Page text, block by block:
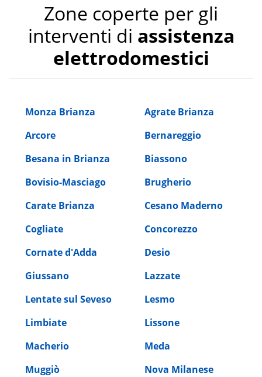
Zone coperte per gli
interventi di assistenza
elettrodomestici
Monza Brianza
Agrate Brianza
Arcore
Bernareggio
Besana in Brianza
Biassono
Bovisio-Masciago
Brugherio
Carate Brianza
Cesano Maderno
Cogliate
Concorezzo
Cornate d'Adda
Desio
Giussano
Lazzate
Lentate sul Seveso
Lesmo
Limbiate
Lissone
Macherio
Meda
Muggiò
Nova Milanese